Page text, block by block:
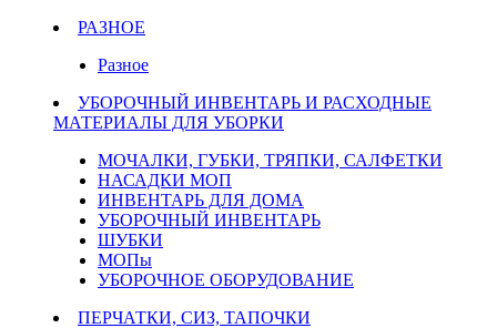
РАЗНОЕ
Разное
УБОРОЧНЫЙ ИНВЕНТАРЬ И РАСХОДНЫЕ
МАТЕРИАЛЫ ДЛЯ УБОРКИ
МОЧАЛКИ, ГУБКИ, ТРЯПКИ, САЛФЕТКИ
НАСАДКИ МОП
ИНВЕНТАРЬ ДЛЯ ДОМА
УБОРОЧНЫЙ ИНВЕНТАРЬ
ШУБКИ
МОПы
УБОРОЧНОЕ ОБОРУДОВАНИЕ
ПЕРЧАТКИ, СИЗ, ТАПОЧКИ